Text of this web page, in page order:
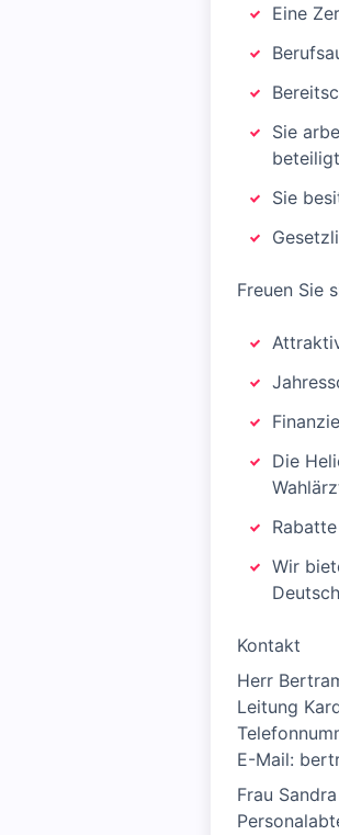
Eine
Sie
Sie
Freuen Sie
Die
Wir
Kontakt
Herr
Leitung
E-Mail:
Frau